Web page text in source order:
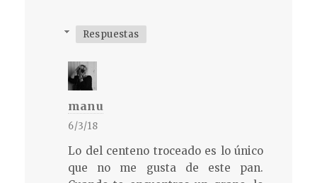
Respuestas
manu
6/3/18
Lo del centeno troceado es lo único
que no me gusta de este pan.